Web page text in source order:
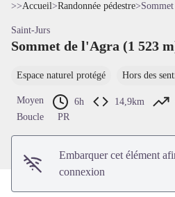
Voir
>>Accueil>Randonnée pédestre>
Saint-Jurs
Sommet de l'Agra (1 523
Espace naturel protégé Hors des
Moyen 6h 14,9km
Boucle
PR
Embarquer cet élément
connexion